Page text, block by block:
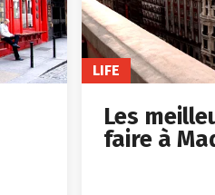
LIFE
Les
faire à